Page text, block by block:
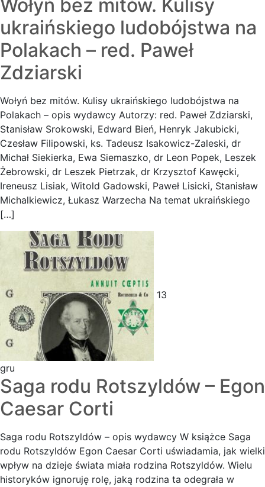
Wołyń bez mitów. Kulisy
ukraińskiego ludobójstwa na
Polakach – red. Paweł
Zdziarski
Wołyń bez mitów. Kulisy ukraińskiego ludobójstwa na
Polakach – opis wydawcy Autorzy: red. Paweł Zdziarski,
Stanisław Srokowski, Edward Bień, Henryk Jakubicki,
Czesław Filipowski, ks. Tadeusz Isakowicz-Zaleski, dr
Michał Siekierka, Ewa Siemaszko, dr Leon Popek, Leszek
Żebrowski, dr Leszek Pietrzak, dr Krzysztof Kawęcki,
Ireneusz Lisiak, Witold Gadowski, Paweł Lisicki, Stanisław
Michalkiewicz, Łukasz Warzecha Na temat ukraińskiego
[…]
13
gru
Saga rodu Rotszyldów – Egon
Caesar Corti
Saga rodu Rotszyldów – opis wydawcy W książce Saga
rodu Rotszyldów Egon Caesar Corti uświadamia, jak wielki
wpływ na dzieje świata miała rodzina Rotszyldów. Wielu
historyków ignoruję rolę, jaką rodzina ta odegrała w